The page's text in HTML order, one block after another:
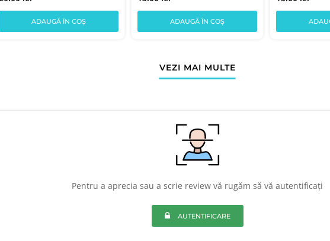
ADAUGĂ ÎN COȘ ADAUGĂ ÎN COȘ
VEZI MAI MULTE
Pentru a aprecia sau a scrie review vă rugăm să vă autentificați
AUTENTIFICARE